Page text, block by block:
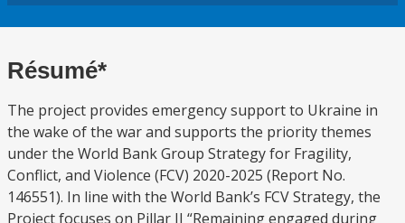
Résumé*
The project provides emergency support to Ukraine in
the wake of the war and supports the priority themes
under the World Bank Group Strategy for Fragility,
Conflict, and Violence (FCV) 2020-2025 (Report No.
146551). In line with the World Bank’s FCV Strategy, the
Project focuses on Pillar II “Remaining engaged during